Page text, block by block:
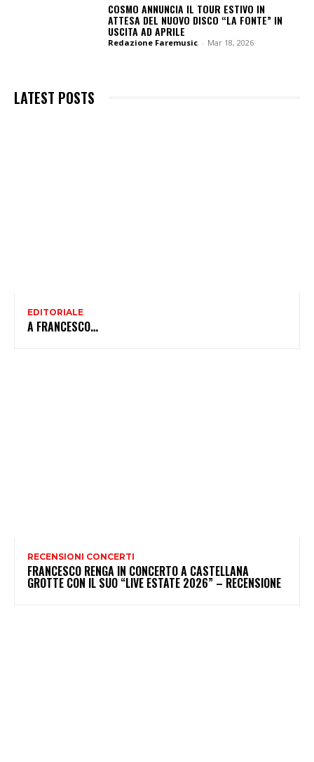
COSMO ANNUNCIA IL TOUR ESTIVO IN
ATTESA DEL NUOVO DISCO “LA FONTE” IN
USCITA AD APRILE
Redazione Faremusic - Mar 18, 2026
LATEST POSTS
EDITORIALE
A FRANCESCO…
RECENSIONI CONCERTI
FRANCESCO RENGA IN CONCERTO A CASTELLANA
GROTTE CON IL SUO “LIVE ESTATE 2026” – RECENSIONE